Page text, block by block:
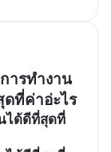
ารทำงาน
ที่ค่าอ่ะไร
ได้ดีที่สุดที่